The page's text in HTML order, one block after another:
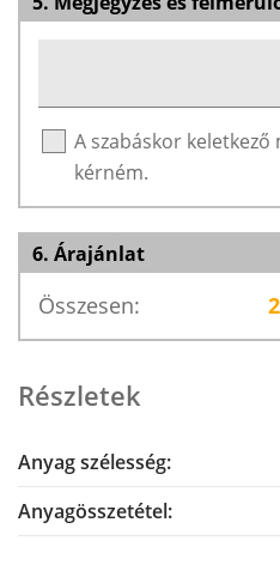
A szabáskor
kérném.
6. Árajánlat
Összesen:
Részletek
Anyag szélesség:
Anyagösszetétel: